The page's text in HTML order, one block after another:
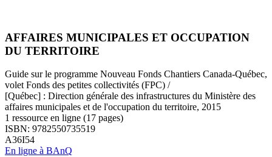
AFFAIRES MUNICIPALES ET OCCUPATION
DU TERRITOIRE
Guide sur le programme Nouveau Fonds Chantiers Canada-Québec,
volet Fonds des petites collectivités (FPC) /
[Québec] : Direction générale des infrastructures du Ministère des
affaires municipales et de l'occupation du territoire, 2015
1 ressource en ligne (17 pages)
ISBN: 9782550735519
A36I54
En ligne à BAnQ